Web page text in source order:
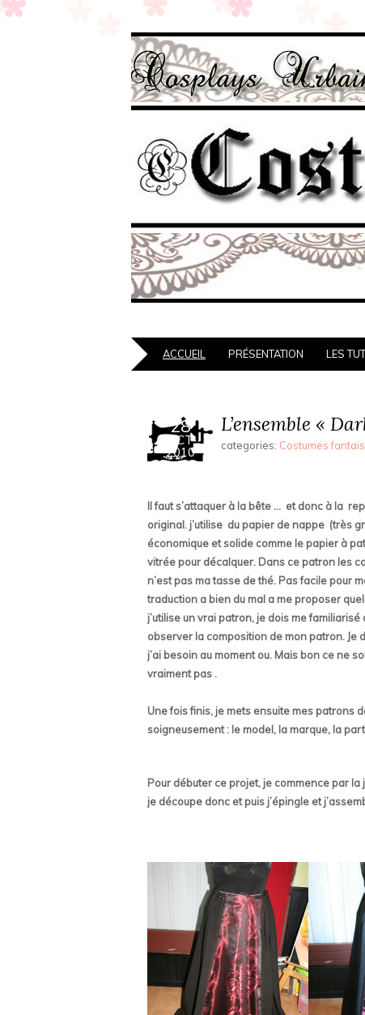
ACCUEIL PRÉSENTATION LES
28
OCT
2010
L’ensemble «
categories: Costumes
Il faut s’attaquer à la bête … et donc à la
original. j’utilise du papier de nappe (très
économique et solide comme le papier à
vitrée pour décalquer. Dans ce patron les
n’est pas ma tasse de thé. Pas facile pour
traduction a bien du mal a me proposer
j’utilise un vrai patron, je dois me
observer la composition de mon patron. Je
j’ai besoin au moment ou. Mais bon ce ne
vraiment pas .
Une fois finis, je mets ensuite mes patrons
soigneusement : le model, la marque, la
Pour débuter ce projet, je commence par la
je découpe donc et puis j’épingle et